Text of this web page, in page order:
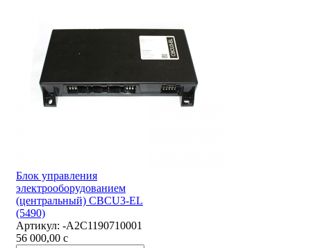
Блок управления
электрооборудованием
(центральный) CBCU3-EL
(5490)
Артикул: -А2С1190710001
56 000,00 c